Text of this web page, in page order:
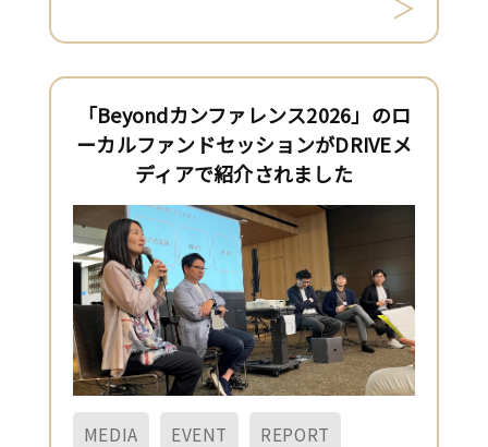
「Beyondカンファレンス2026」のロ
ーカルファンドセッションがDRIVEメ
ディアで紹介されました
MEDIA EVENT REPORT